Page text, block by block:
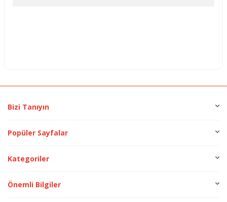
Bizi Tanıyın
Popüler Sayfalar
Kategoriler
Önemli Bilgiler